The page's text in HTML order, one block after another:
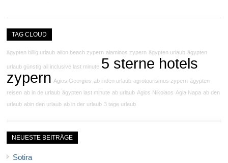
TAG CLOUD
ägypten billig urlaub alion beach zypern alaminos zypern ägypten urlaub ägypten
urlaub günstig all inclusive last minute 5 sterne hotels
zypern Agios Georgios ab inden urlaub agrotourismus zypern ägypten
reisen ab in de urlaub ägypten last minute ab urlaub Agios Nikolaos Agia Napa ab den
urlaub abin den urlaub ab in der urlaub 3 tage urlaub
NEUESTE BEITRÄGE
Sotira